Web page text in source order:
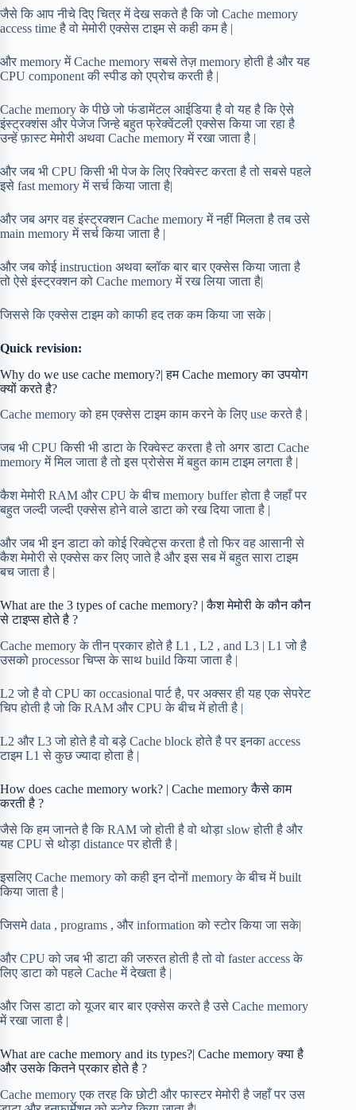
जैसे कि आप नीचे दिए चित्र में देख सकते है कि जो Cache memory
access time है वो मेमोरी एक्सेस टाइम से कही कम है |
और memory में Cache memory सबसे तेज़ memory होती है और यह
CPU component की स्पीड को एप्रोच करती है |
Cache memory के पीछे जो फंडामेंटल आईडिया है वो यह है कि ऐसे
इंस्ट्रक्शंस और पेजेज जिन्हे बहुत फ्रेक्वेंटली एक्सेस किया जा रहा है
उन्हें फ़ास्ट मेमोरी अथवा Cache memory में रखा जाता है |
और जब भी CPU किसी भी पेज के लिए रिक्वेस्ट करता है तो सबसे पहले
इसे fast memory में सर्च किया जाता है|
और जब अगर वह इंस्ट्रक्शन Cache memory में नहीं मिलता है तब उसे
main memory में सर्च किया जाता है |
और जब कोई instruction अथवा ब्लॉक बार बार एक्सेस किया जाता है
तो ऐसे इंस्ट्रक्शन को Cache memory में रख लिया जाता है|
जिससे कि एक्सेस टाइम को काफी हद तक कम किया जा सके |
Quick revision:
Why do we use cache memory?| हम Cache memory का उपयोग
क्यों करते है?
Cache memory को हम एक्सेस टाइम काम करने के लिए use करते है |
जब भी CPU किसी भी डाटा के रिक्वेस्ट करता है तो अगर डाटा Cache
memory में मिल जाता है तो इस प्रोसेस में बहुत काम टाइम लगता है |
कैश मेमोरी RAM और CPU के बीच memory buffer होता है जहाँ पर
बहुत जल्दी जल्दी एक्सेस होने वाले डाटा को रख दिया जाता है |
और जब भी इन डाटा को कोई रिक्वेट्स करता है तो फिर वह आसानी से
कैश मेमोरी से एक्सेस कर लिए जाते है और इस सब में बहुत सारा टाइम
बच जाता है |
What are the 3 types of cache memory? | कैश मेमोरी के कौन कौन
से टाइप्स होते है ?
Cache memory के तीन प्रकार होते है L1 , L2 , and L3 | L1 जो है
उसको processor चिप्स के साथ build किया जाता है |
L2 जो है वो CPU का occasional पार्ट है, पर अक्सर ही यह एक सेपरेट
चिप होती है जो कि RAM और CPU के बीच में होती है |
L2 और L3 जो होते है वो बड़े Cache block होते है पर इनका access
टाइम L1 से कुछ ज्यादा होता है |
How does cache memory work? | Cache memory कैसे काम
करती है ?
जैसे कि हम जानते है कि RAM जो होती है वो थोड़ा slow होती है और
यह CPU से थोड़ा distance पर होती है |
इसलिए Cache memory को कही इन दोनों memory के बीच में built
किया जाता है |
जिसमे data , programs , और information को स्टोर किया जा सके|
और CPU को जब भी डाटा की जरुरत होती है तो वो faster access के
लिए डाटा को पहले Cache में देखता है |
और जिस डाटा को यूजर बार बार एक्सेस करते है उसे Cache memory
में रखा जाता है |
What are cache memory and its types?| Cache memory क्या है
और उसके कितने प्रकार होते है ?
Cache memory एक तरह कि छोटी और फास्टर मेमोरी है जहाँ पर उस